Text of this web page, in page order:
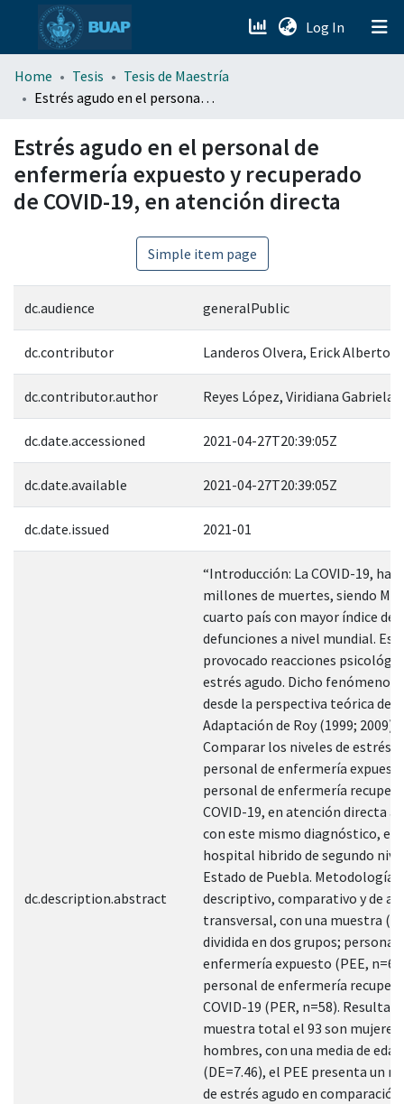
Log In (current)
menu.section.about_menu
Home Tesis
Tesis de Maestría
Estrés agudo en el personal de enfermería expuesto y recuperado de COVID-19, en atención directa
Estrés agudo en el personal de
enfermería expuesto y recuperado
de COVID-19, en atención directa
Simple item page
dc.audience generalPublic
dc.contributor Landeros Olvera, Erick Alberto
dc.contributor.author Reyes López, Viridiana Gabriela
dc.date.accessioned 2021-04-27T20:39:05Z
dc.date.available 2021-04-27T20:39:05Z
dc.date.issued 2021-01
dc.description.abstract
“Introducción: La COVID-19, ha
millones de muertes, siendo
cuarto país con mayor índice de
defunciones a nivel mundial.
provocado reacciones
estrés agudo. Dicho fenómeno
desde la perspectiva teórica del
Adaptación de Roy (1999; 2009).
Comparar los niveles de estrés
personal de enfermería
personal de enfermería
COVID-19, en atención directa a
con este mismo diagnóstico, en
hospital hibrido de segundo
Estado de Puebla. Metodología:
descriptivo, comparativo y de
transversal, con una muestra
dividida en dos grupos; personal
enfermería expuesto (PEE,
personal de enfermería
COVID-19 (PER, n=58).
muestra total el 93 son mujeres
hombres, con una media de edad
(DE=7.46), el PEE presenta un
de estrés agudo en